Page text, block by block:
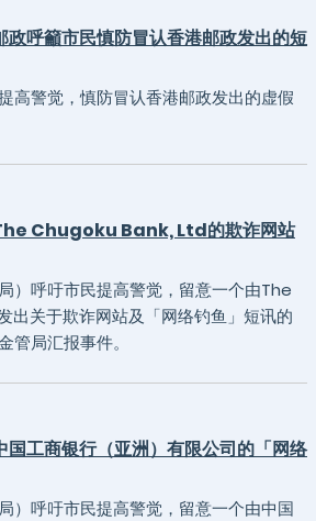
呼籲市民慎防冒认香港邮政发出的短
高警觉，慎防冒认香港邮政发出的虚假
Chugoku Bank, Ltd的欺诈网站
）呼吁市民提高警觉，留意一个由The
出关于欺诈网站及「网络钓鱼」短讯的
管局汇报事件。
工商银行（亚洲）有限公司的「网络
）呼吁市民提高警觉，留意一个由中国